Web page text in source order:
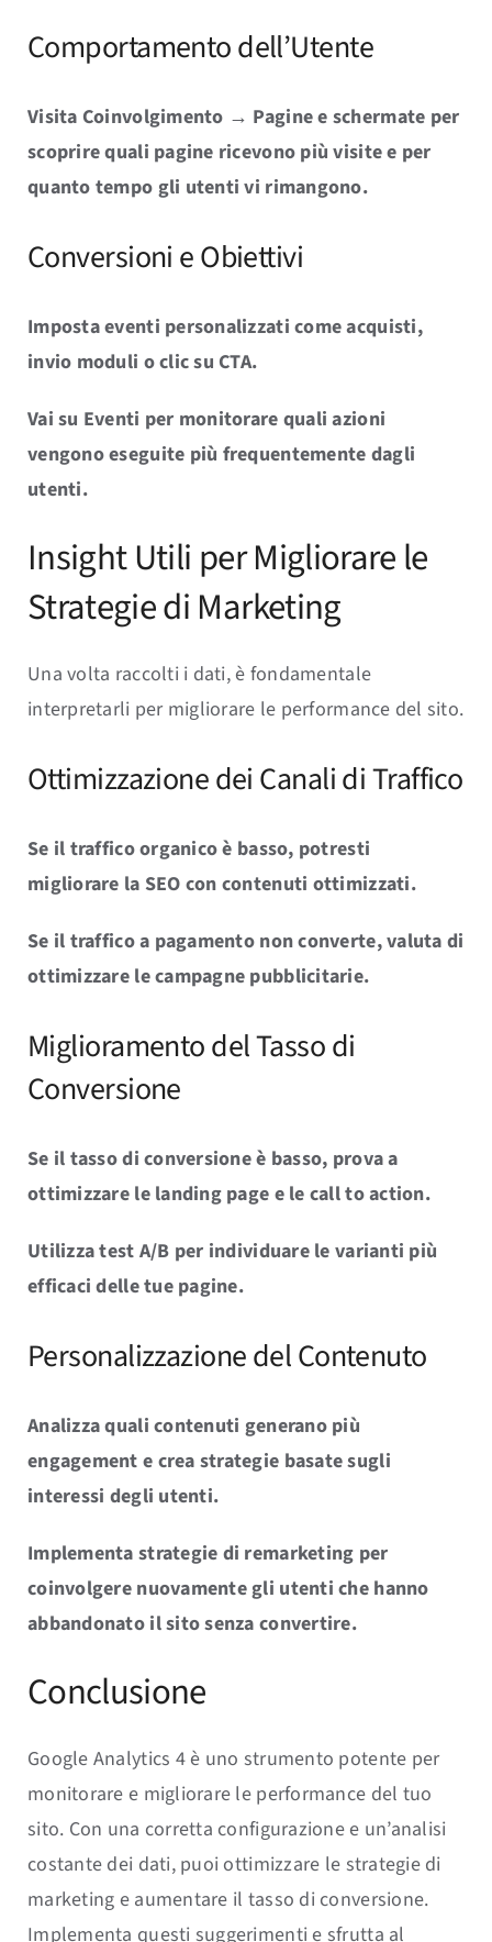
Comportamento dell’Utente
Visita Coinvolgimento → Pagine e schermate per
scoprire quali pagine ricevono più visite e per
quanto tempo gli utenti vi rimangono.
Conversioni e Obiettivi
Imposta eventi personalizzati come acquisti,
invio moduli o clic su CTA.
Vai su Eventi per monitorare quali azioni
vengono eseguite più frequentemente dagli
utenti.
Insight Utili per Migliorare le
Strategie di Marketing
Una volta raccolti i dati, è fondamentale
interpretarli per migliorare le performance del sito.
Ottimizzazione dei Canali di Traffico
Se il traffico organico è basso, potresti
migliorare la SEO con contenuti ottimizzati.
Se il traffico a pagamento non converte, valuta di
ottimizzare le campagne pubblicitarie.
Miglioramento del Tasso di
Conversione
Se il tasso di conversione è basso, prova a
ottimizzare le landing page e le call to action.
Utilizza test A/B per individuare le varianti più
efficaci delle tue pagine.
Personalizzazione del Contenuto
Analizza quali contenuti generano più
engagement e crea strategie basate sugli
interessi degli utenti.
Implementa strategie di remarketing per
coinvolgere nuovamente gli utenti che hanno
abbandonato il sito senza convertire.
Conclusione
Google Analytics 4 è uno strumento potente per
monitorare e migliorare le performance del tuo
sito. Con una corretta configurazione e un’analisi
costante dei dati, puoi ottimizzare le strategie di
marketing e aumentare il tasso di conversione.
Implementa questi suggerimenti e sfrutta al